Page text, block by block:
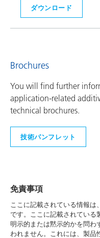
ダウンロード
Brochures
You will find further
application-related
technical brochures.
技術パンフレット
免責事項
ここに記載されている情報
です。ここに記載されている
明示的または黙示的かを問わ
われません。これには、製品